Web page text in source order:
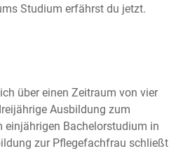
Studium erfährst du jetzt.
über einen Zeitraum von vier
Ausbildung zum
einjährigen Bachelorstudium in
zur Pflegefachfrau schließt